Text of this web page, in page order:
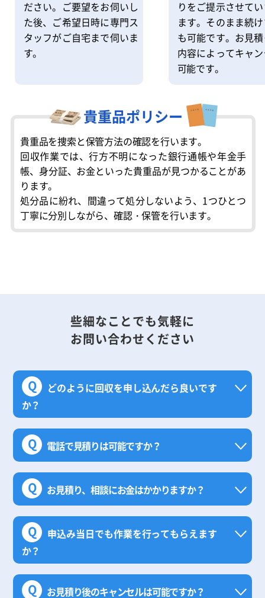
ださい。ご要望をお伺いし
た後、ご希望日時に専門ス
タッフがご自宅まで伺いま
す。
りをご提示させて
ます。そのまま続
も可能です。お見
内容によってキャ
可能です。
貴重品ポリシー
貴重品を捜索と保管方法の確認を行います。
回収作業では、行方不明になった銀行通帳や年金手
帳、身分証、お金といった貴重品が見つかることがあ
ります。
処分品に紛れ、間違って処分しないよう、1つひとつ
丁寧に分別しながら、確認・保管を行います。
些細なことでも気軽に
お問い合わせください
Q
どのように回収を申し込んだら良いです
か？
Q 電話で見積りは可能ですか？
Q お見積り、相談にお金はかかりますか？
Q
申込み当日でも作業を行ってもらえます
か？
Q お見積り後のキャンセルは可能ですか？